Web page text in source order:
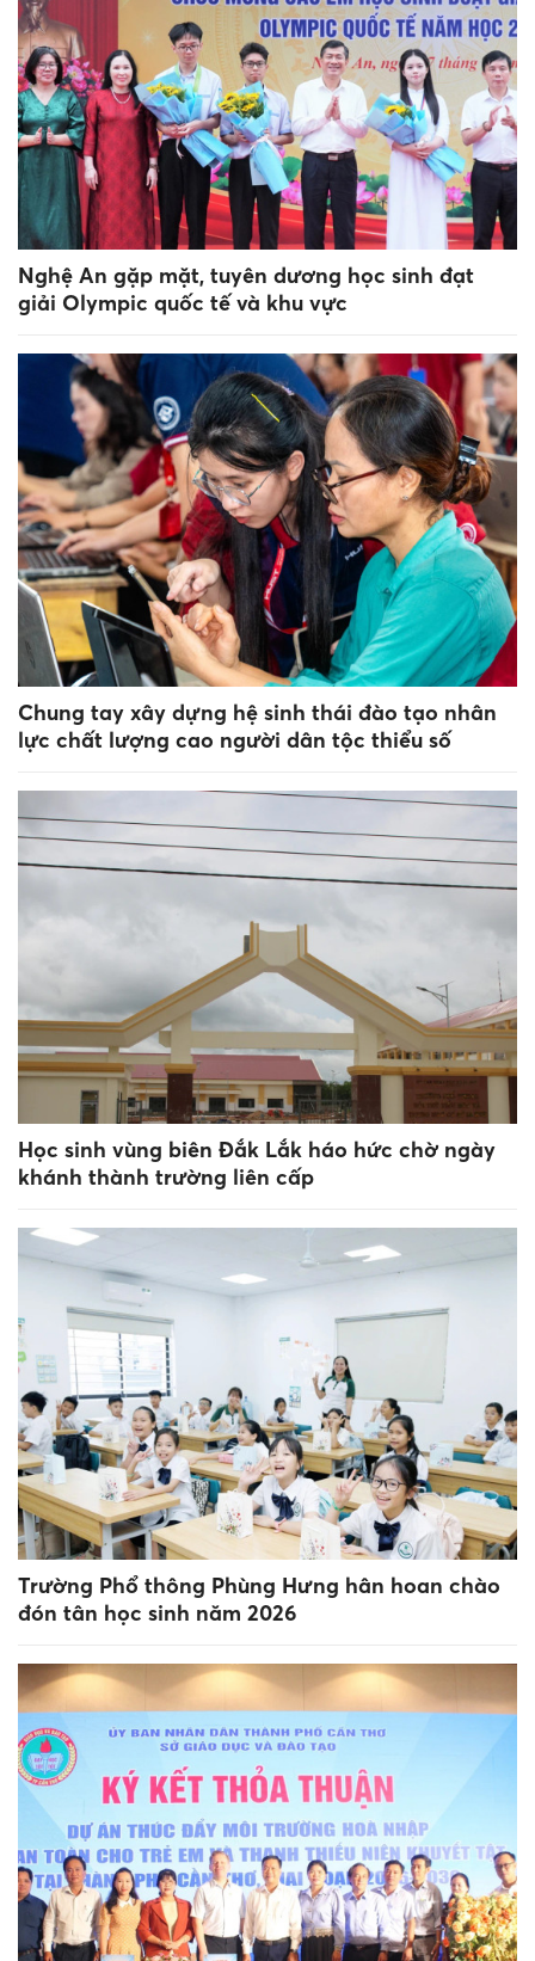
Nghệ An gặp mặt, tuyên dương học sinh đạt
giải Olympic quốc tế và khu vực
Chung tay xây dựng hệ sinh thái đào tạo nhân
lực chất lượng cao người dân tộc thiểu số
Học sinh vùng biên Đắk Lắk háo hức chờ ngày
khánh thành trường liên cấp
Trường Phổ thông Phùng Hưng hân hoan chào
đón tân học sinh năm 2026